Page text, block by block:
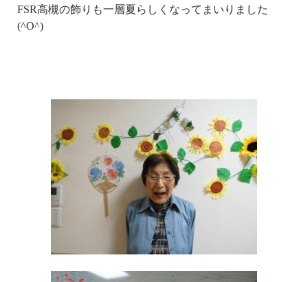
FSR高槻の飾りも一層夏らしくなってまいりました
(^O^)